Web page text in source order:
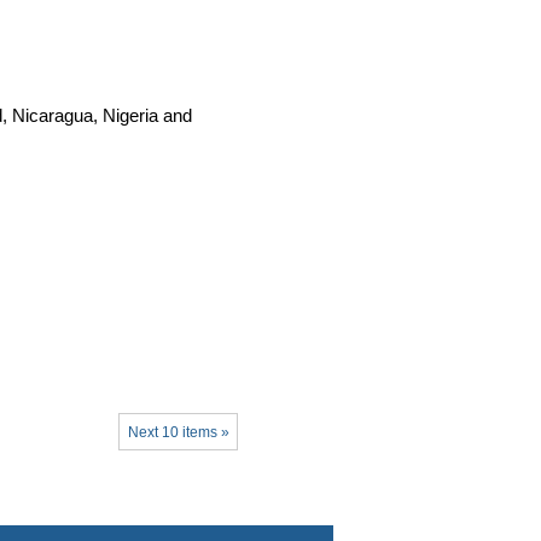
Nicaragua, Nigeria and
Next 10 items »